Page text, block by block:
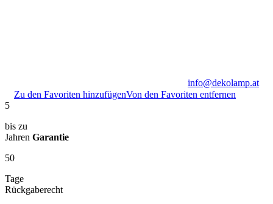
info@dekolamp.at
Zu den Favoriten hinzufügenVon den Favoriten entfernen
5
bis zu
Jahren Garantie
50
Tage
Rückgaberecht